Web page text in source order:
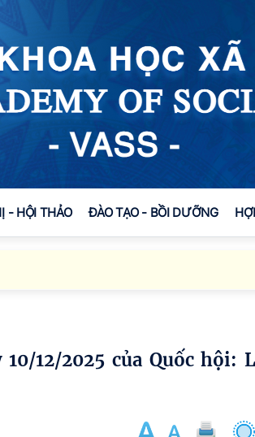
- HỘI THẢO ĐÀO TẠO - BỒI DƯỠNG